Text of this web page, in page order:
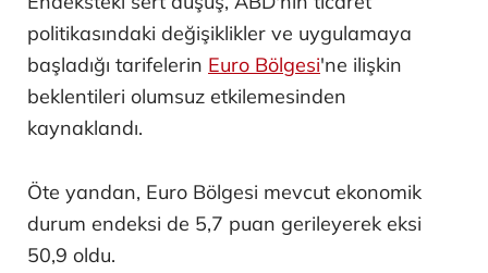
politikasındaki değişiklikler ve uygulamaya
başladığı tarifelerin Euro Bölgesi'ne ilişkin
beklentileri olumsuz etkilemesinden
kaynaklandı.
Öte yandan, Euro Bölgesi mevcut ekonomik
durum endeksi de 5,7 puan gerileyerek eksi
50,9 oldu.